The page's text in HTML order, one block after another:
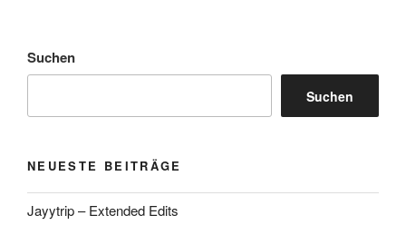
Suchen
Suchen
NEUESTE BEITRÄGE
Jayytrip – Extended Edits